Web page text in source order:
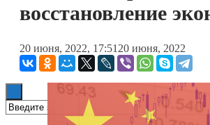
Книги
восстановление
20 июня, 2022, 17:51 20 июня, 2022